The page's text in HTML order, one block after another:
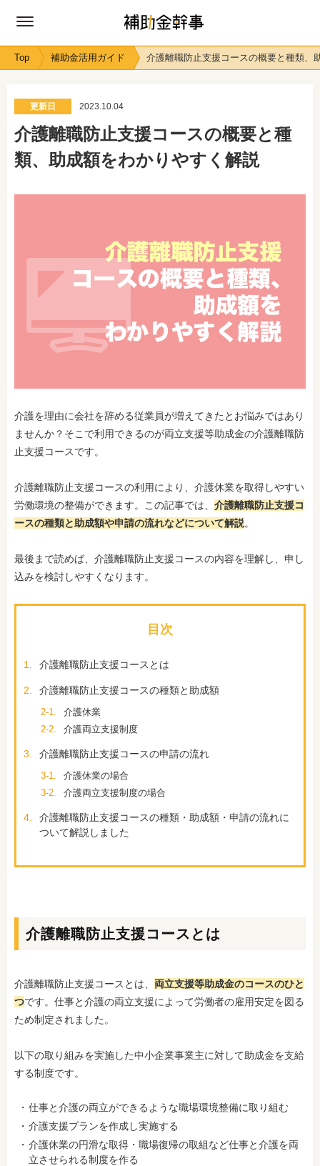
Top 補助金活用ガイド 介護離職防止支援コースの概要と種類、
更新日 2023.10.04
介護離職防止支援コースの概要と種
類、助成額をわかりやすく解説
介護を理由に会社を辞める従業員が増えてきたとお悩みではあり
ませんか？そこで利用できるのが両立支援等助成金の介護離職防
止支援コースです。
介護離職防止支援コースの利用により、介護休業を取得しやすい
労働環境の整備ができます。この記事では、 介護離職防止支援コ
ースの種類と助成額や申請の流れなどについて解説。
最後まで読めば、介護離職防止支援コースの内容を理解し、申し
込みを検討しやすくなります。
目次
1. 介護離職防止支援コースとは
2. 介護離職防止支援コースの種類と助成額
2-1.
介護休業
2-2.
介護両立支援制度
3. 介護離職防止支援コースの申請の流れ
3-1.
介護休業の場合
3-2.
介護両立支援制度の場合
4.
介護離職防止支援コースの種類・助成額・申請の流れに
ついて解説しました
介護離職防止支援コースとは
介護離職防止支援コースとは、 両立支援等助成金のコースのひと
つです。仕事と介護の両立支援によって労働者の雇用安定を図る
ため制定されました。
以下の取り組みを実施した中小企業事業主に対して助成金を支給
する制度です。
仕事と介護の両立ができるような職場環境整備に取り組む
介護支援プランを作成し実施する
介護休業の円滑な取得・職場復帰の取組など仕事と介護を両
立させられる制度を作る